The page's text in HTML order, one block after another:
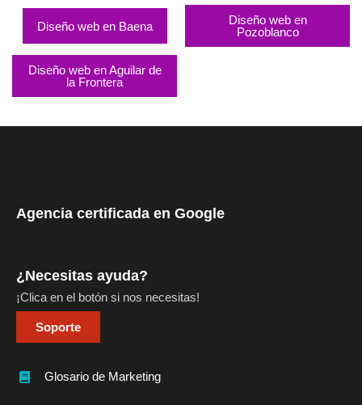
Diseño web en Baena
Diseño web en
Pozoblanco
Diseño web en Aguilar de
la Frontera
Agencia certificada en Google
¿Necesitas ayuda?
¡Clica en el botón si nos necesitas!
Soporte
Glosario de Marketing